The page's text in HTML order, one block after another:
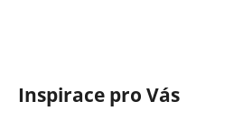
Inspirace pro Vás